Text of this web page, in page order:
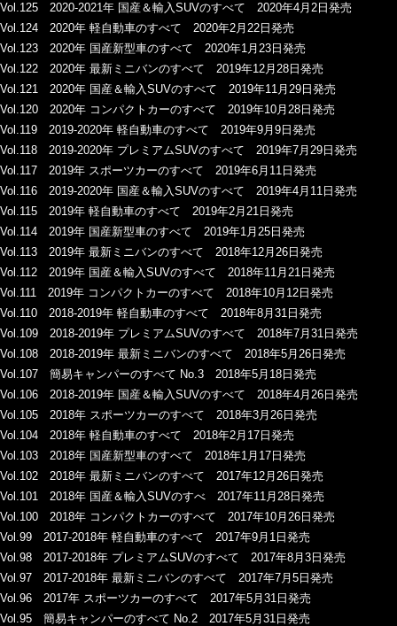
Vol.125 2020-2021年 国産＆輸入SUVのすべて 2020年4月2日発売
Vol.124 2020年 軽自動車のすべて 2020年2月22日発売
Vol.123 2020年 国産新型車のすべて 2020年1月23日発売
Vol.122 2020年 最新ミニバンのすべて 2019年12月28日発売
Vol.121 2020年 国産＆輸入SUVのすべて 2019年11月29日発売
Vol.120 2020年 コンパクトカーのすべて 2019年10月28日発売
Vol.119 2019-2020年 軽自動車のすべて 2019年9月9日発売
Vol.118 2019-2020年 プレミアムSUVのすべて 2019年7月29日発売
Vol.117 2019年 スポーツカーのすべて 2019年6月11日発売
Vol.116 2019-2020年 国産＆輸入SUVのすべて 2019年4月11日発売
Vol.115 2019年 軽自動車のすべて 2019年2月21日発売
Vol.114 2019年 国産新型車のすべて 2019年1月25日発売
Vol.113 2019年 最新ミニバンのすべて 2018年12月26日発売
Vol.112 2019年 国産＆輸入SUVのすべて 2018年11月21日発売
Vol.111 2019年 コンパクトカーのすべて 2018年10月12日発売
Vol.110 2018-2019年 軽自動車のすべて 2018年8月31日発売
Vol.109 2018-2019年 プレミアムSUVのすべて 2018年7月31日発売
Vol.108 2018-2019年 最新ミニバンのすべて 2018年5月26日発売
Vol.107 簡易キャンパーのすべて No.3 2018年5月18日発売
Vol.106 2018-2019年 国産＆輸入SUVのすべて 2018年4月26日発売
Vol.105 2018年 スポーツカーのすべて 2018年3月26日発売
Vol.104 2018年 軽自動車のすべて 2018年2月17日発売
Vol.103 2018年 国産新型車のすべて 2018年1月17日発売
Vol.102 2018年 最新ミニバンのすべて 2017年12月26日発売
Vol.101 2018年 国産＆輸入SUVのすべ 2017年11月28日発売
Vol.100 2018年 コンパクトカーのすべて 2017年10月26日発売
Vol.99 2017-2018年 軽自動車のすべて 2017年9月1日発売
Vol.98 2017-2018年 プレミアムSUVのすべて 2017年8月3日発売
Vol.97 2017-2018年 最新ミニバンのすべて 2017年7月5日発売
Vol.96 2017年 スポーツカーのすべて 2017年5月31日発売
Vol.95 簡易キャンパーのすべて No.2 2017年5月31日発売